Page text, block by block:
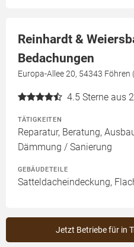
Reinhardt &
Bedachungen
Europa-Allee 20, 54343
4.5 Sterne aus
TÄTIGKEITEN
Reparatur, Beratung,
Dämmung / Sanierung
GEBÄUDETEILE
Satteldacheindeckung,
Jetzt Betriebe für in